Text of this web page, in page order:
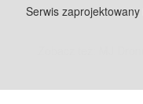
Serwis